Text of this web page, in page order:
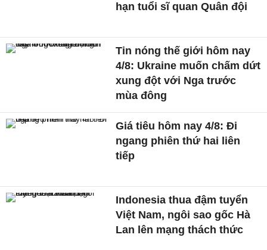
hạn tuổi sĩ quan Quân đội
Tin nóng thế giới hôm nay
4/8: Ukraine muốn chấm dứt
xung đột với Nga trước
mùa đông
Giá tiêu hôm nay 4/8: Đi
ngang phiên thứ hai liên
tiếp
Indonesia thua đậm tuyển
Việt Nam, ngôi sao gốc Hà
Lan lên mạng thách thức